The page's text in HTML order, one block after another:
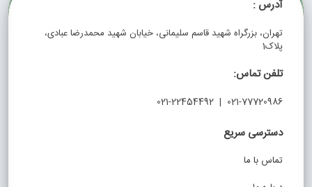
آدرس :
تهران، بزرگراه شهید قاسم سلیمانی، خیابان شهید محمدرضا عبادی،
پلاک1
تلفن تماس:
021-77720986 | 021-22454492
دسترسی سریع
تماس با ما